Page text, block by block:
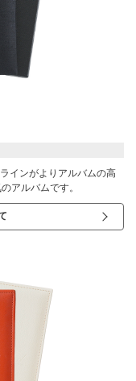
インがよりアルバムの高
アルバムです。